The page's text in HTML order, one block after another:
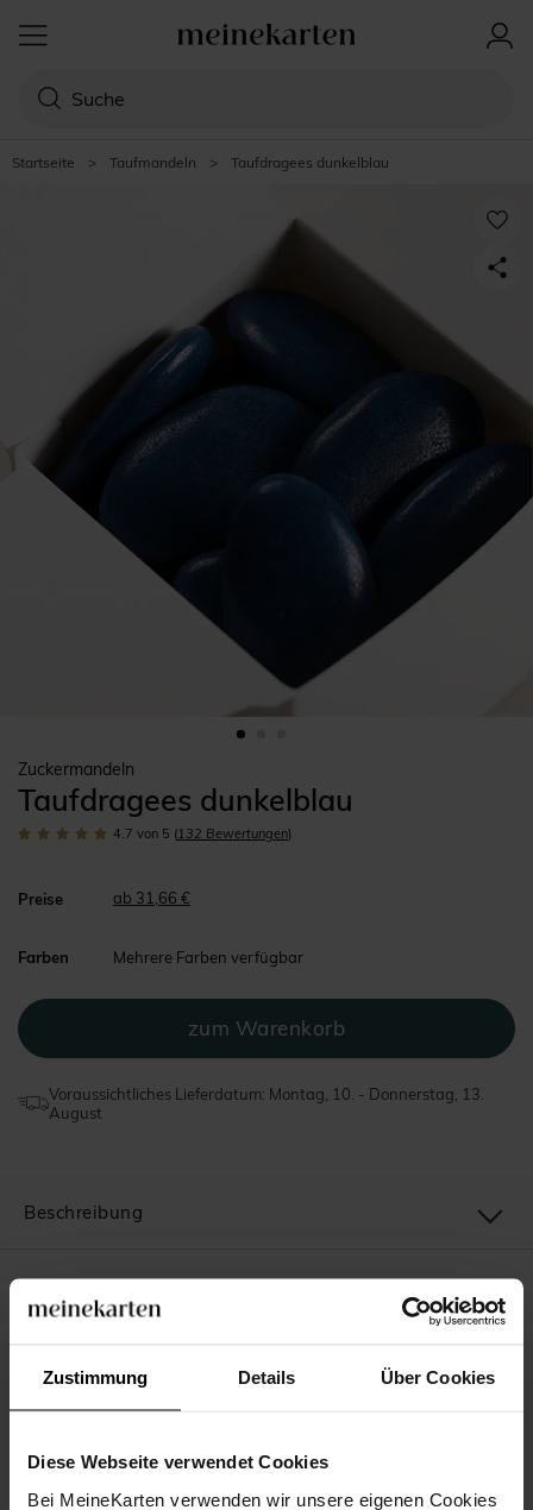
Zustimmung Details Über Cookies
Diese Webseite verwendet Cookies
Bei MeineKarten verwenden wir unsere eigenen Cookies
Startseite > Taufmandeln > Taufdragees dunkelblau
Zuckermandeln
Taufdragees dunkelblau
4.7 von 5 (132 Bewertungen)
Preise ab 31,66 €
Farben Mehrere Farben verfügbar
Voraussichtliches Lieferdatum: Montag, 10. - Donnerstag, 13.
August
Beschreibung
Unsere Verpflichtungen
Das könnte Ihnen auch gefallen